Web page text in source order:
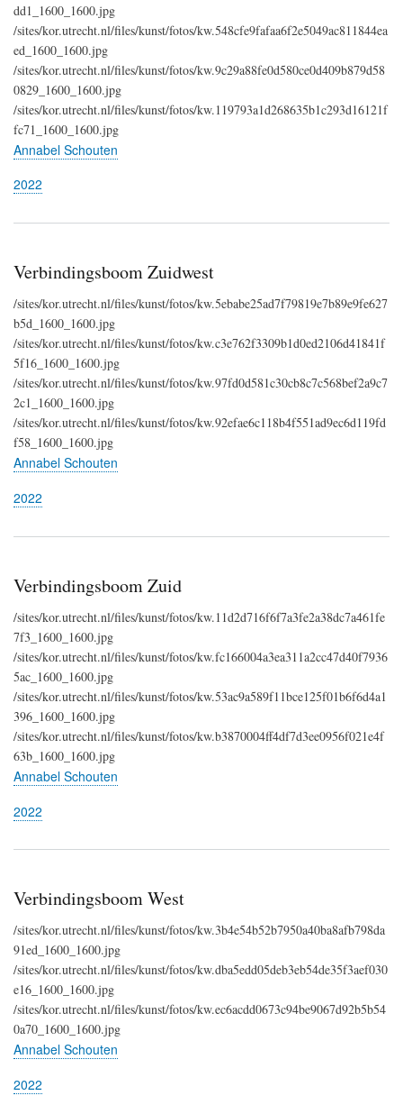
dd1_1600_1600.jpg
/sites/kor.utrecht.nl/files/kunst/fotos/kw.548cfe9fafaa6f2e5049ac811844ea
ed_1600_1600.jpg
/sites/kor.utrecht.nl/files/kunst/fotos/kw.9c29a88fe0d580ce0d409b879d58
0829_1600_1600.jpg
/sites/kor.utrecht.nl/files/kunst/fotos/kw.119793a1d268635b1c293d16121f
fc71_1600_1600.jpg
Annabel Schouten
2022
Verbindingsboom Zuidwest
/sites/kor.utrecht.nl/files/kunst/fotos/kw.5ebabe25ad7f79819e7b89e9fe627
b5d_1600_1600.jpg
/sites/kor.utrecht.nl/files/kunst/fotos/kw.c3e762f3309b1d0ed2106d41841f
5f16_1600_1600.jpg
/sites/kor.utrecht.nl/files/kunst/fotos/kw.97fd0d581c30cb8c7c568bef2a9c7
2c1_1600_1600.jpg
/sites/kor.utrecht.nl/files/kunst/fotos/kw.92efae6c118b4f551ad9ec6d119fd
f58_1600_1600.jpg
Annabel Schouten
2022
Verbindingsboom Zuid
/sites/kor.utrecht.nl/files/kunst/fotos/kw.11d2d716f6f7a3fe2a38dc7a461fe
7f3_1600_1600.jpg
/sites/kor.utrecht.nl/files/kunst/fotos/kw.fc166004a3ea311a2cc47d40f7936
5ac_1600_1600.jpg
/sites/kor.utrecht.nl/files/kunst/fotos/kw.53ac9a589f11bce125f01b6f6d4a1
396_1600_1600.jpg
/sites/kor.utrecht.nl/files/kunst/fotos/kw.b3870004ff4df7d3ee0956f021e4f
63b_1600_1600.jpg
Annabel Schouten
2022
Verbindingsboom West
/sites/kor.utrecht.nl/files/kunst/fotos/kw.3b4e54b52b7950a40ba8afb798da
91ed_1600_1600.jpg
/sites/kor.utrecht.nl/files/kunst/fotos/kw.dba5edd05deb3eb54de35f3aef030
e16_1600_1600.jpg
/sites/kor.utrecht.nl/files/kunst/fotos/kw.ec6acdd0673c94be9067d92b5b54
0a70_1600_1600.jpg
Annabel Schouten
2022